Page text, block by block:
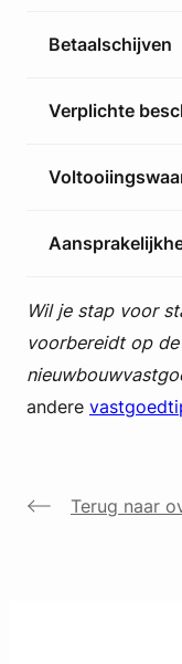
Betaalschijven
Verplichte
Wil je stap voor
voorbereidt op
andere
Terug naar